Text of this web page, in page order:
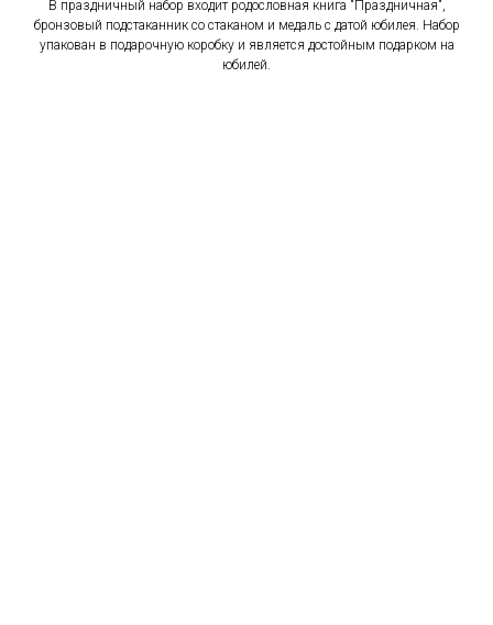
В праздничный набор входит родословная книга "Праздничная",
бронзовый подстаканник со стаканом и медаль с датой юбилея. Набор
упакован в подарочную коробку и является достойным подарком на
юбилей.